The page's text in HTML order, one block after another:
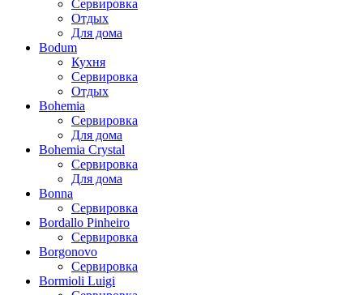
Сервировка
Отдых
Для дома
Bodum
Кухня
Сервировка
Отдых
Bohemia
Сервировка
Для дома
Bohemia Crystal
Сервировка
Для дома
Bonna
Сервировка
Bordallo Pinheiro
Сервировка
Borgonovo
Сервировка
Bormioli Luigi